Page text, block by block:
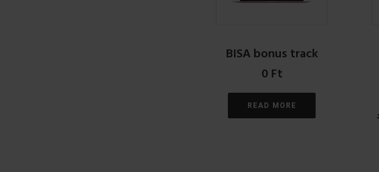
BISA bonus track
0Ft
READ MORE